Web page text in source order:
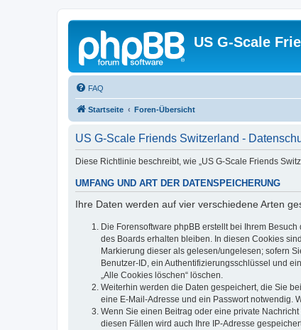
US G-Scale
FAQ
Startseite Foren-Übersicht
US G-Scale Friends Switzerland -
Diese Richtlinie beschreibt, wie „US G-Scale Friends
UMFANG UND ART DER DATENSPEICHERUNG
Ihre Daten werden auf vier verschiedene Arten
Die Forensoftware phpBB erstellt bei Ihrem
des Boards erhalten bleiben. In diesen Cookies
Markierung dieser als gelesen/ungelesen; sofern
Benutzer-ID, ein Authentifizierungsschlüssel und
„Alle Cookies löschen“ löschen.
Weiterhin werden die Daten gespeichert, die Sie
eine E-Mail-Adresse und ein Passwort notwendig.
Wenn Sie einen Beitrag oder eine private
diesen Fällen wird auch Ihre IP-Adresse